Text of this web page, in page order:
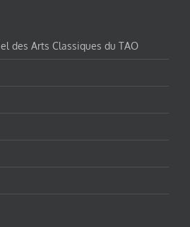
des Arts Classiques du TAO